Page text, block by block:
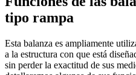
tipo rampa
Esta balanza es ampliamente
a la estructura con que está
sin perder la exactitud de sus